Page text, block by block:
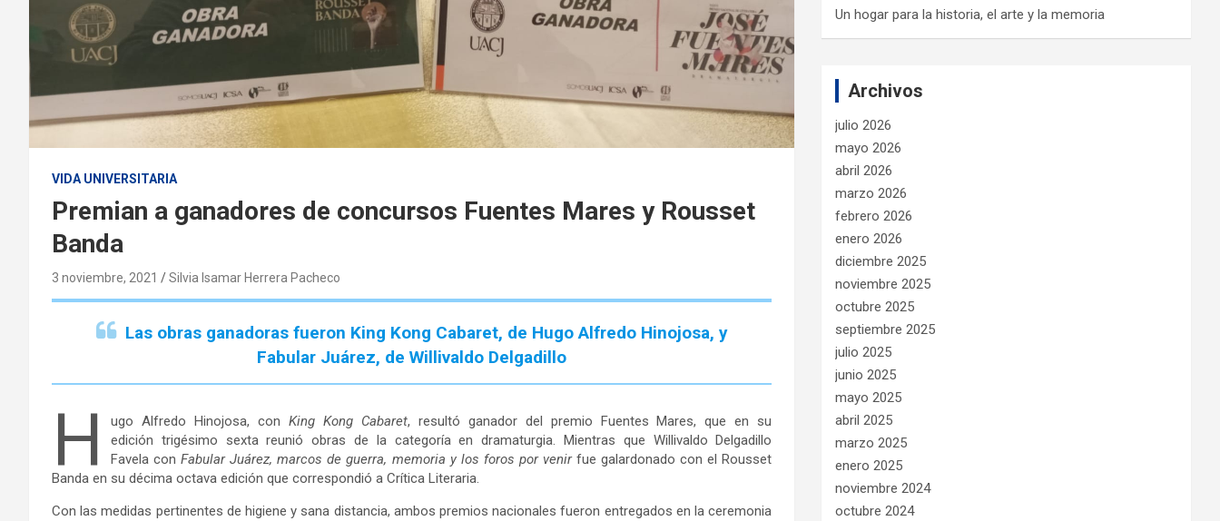
VIDA UNIVERSITARIA
Premian a ganadores de concursos Fuentes Mares y Rousset
Banda
3 noviembre, 2021 Silvia Isamar Herrera Pacheco
Las obras ganadoras fueron King Kong Cabaret, de Hugo Alfredo Hinojosa, y
Fabular Juárez, de Willivaldo Delgadillo
H ugo Alfredo Hinojosa, con King Kong Cabaret, resultó ganador del premio Fuentes Mares, que en su
edición trigésimo sexta reunió obras de la categoría en dramaturgia. Mientras que Willivaldo Delgadillo
Favela conFabular Juárez, marcos de guerra, memoria y los foros por venirfue galardonado con el Rousset
Banda en su décima octava edición que correspondió a Crítica Literaria.
Con las medidas pertinentes de higiene y sana distancia, ambos premios nacionales fueron entregados en la ceremonia
Un hogar para la historia, el arte y la memoria
Archivos
julio 2026
mayo 2026
abril 2026
marzo 2026
febrero 2026
enero 2026
diciembre 2025
noviembre 2025
octubre 2025
septiembre 2025
julio 2025
junio 2025
mayo 2025
abril 2025
marzo 2025
enero 2025
noviembre 2024
octubre 2024